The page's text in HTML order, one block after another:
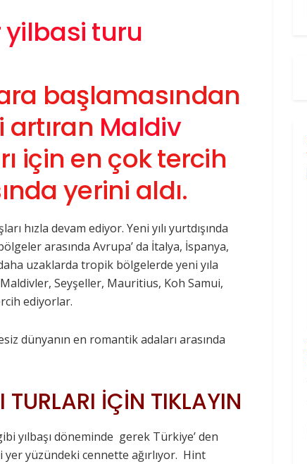
başlamasından
Maldiv
için en çok tercih
yerini aldı.
hızla devam ediyor. Yeni yılı yurtdışında
arasında Avrupa’ da İtalya, İspanya,
uzaklarda tropik bölgelerde yeni yıla
Seyşeller, Mauritius, Koh Samui,
ediyorlar.
dünyanın en romantik adaları arasında
İÇİN TIKLAYIN
yılbaşı döneminde gerek Türkiye’ den
yüzündeki cennette ağırlıyor. Hint